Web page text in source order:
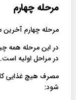
مرحله چهارم
مرحله چهارم آخرین
در این مرحله همه
در مراحل اولیه است.
مصرف هیچ غذایی
شود: